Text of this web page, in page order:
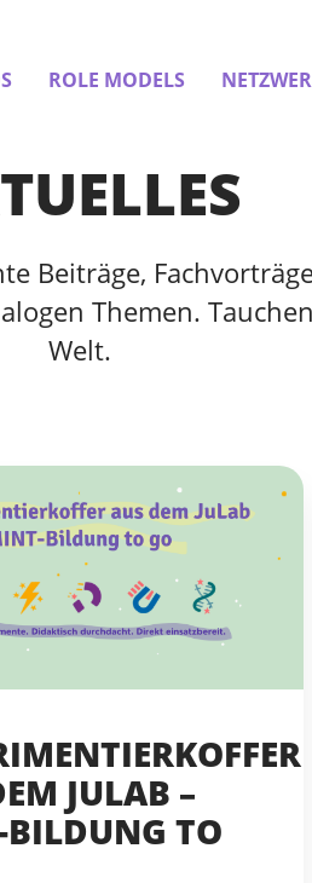
ROLE MODELS
Beiträge,
Themen.
Welt.
JULAB –
TO